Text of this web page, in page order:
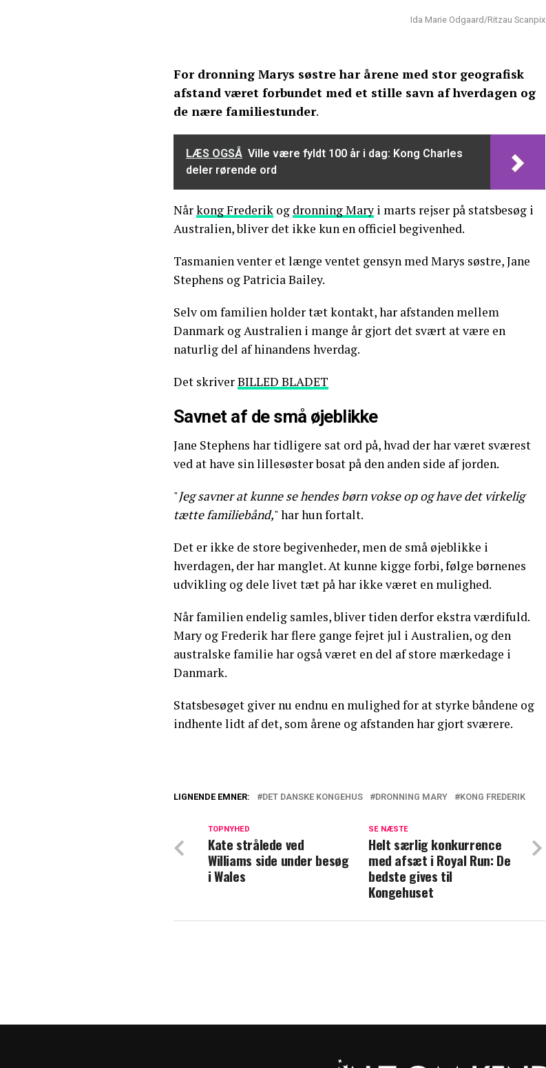
Ida Marie Odgaard/Ritzau Scanpix
For dronning Marys søstre har årene med stor geografisk
afstand været forbundet med et stille savn af hverdagen og
de nære familiestunder.
LÆS OGSÅ Ville være fyldt 100 år i dag: Kong Charles
deler rørende ord
Nårkong Frederik og dronning Mary i marts rejser på statsbesøg i
Australien, bliver det ikke kun en officiel begivenhed.
Tasmanien venter et længe ventet gensyn med Marys søstre, Jane
Stephens og Patricia Bailey.
Selv om familien holder tæt kontakt, har afstanden mellem
Danmark og Australien i mange år gjort det svært at være en
naturlig del af hinandens hverdag.
Det skriverBILLED BLADET
Savnet af de små øjeblikke
Jane Stephens har tidligere sat ord på, hvad der har været sværest
ved at have sin lillesøster bosat på den anden side af jorden.
"Jeg savner at kunne se hendes børn vokse op og have det virkelig
tætte familiebånd," har hun fortalt.
Det er ikke de store begivenheder, men de små øjeblikke i
hverdagen, der har manglet. At kunne kigge forbi, følge børnenes
udvikling og dele livet tæt på har ikke været en mulighed.
Når familien endelig samles, bliver tiden derfor ekstra værdifuld.
Mary og Frederik har flere gange fejret jul i Australien, og den
australske familie har også været en del af store mærkedage i
Danmark.
Statsbesøget giver nu endnu en mulighed for at styrke båndene og
indhente lidt af det, som årene og afstanden har gjort sværere.
Forlænger ferien – Nu træder mor i karakter
LIGNENDE EMNER: DET DANSKE KONGEHUS DRONNING MARY KONG FREDERIK
SE NÆSTE
Helt særlig konkurrence
med afsæt i Royal Run: De
bedste gives til
Kongehuset
TOPNYHED
Kate strålede ved
Williams side under besøg
i Wales